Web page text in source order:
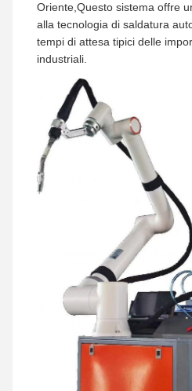
Oriente,Questo sistema offre
alla tecnologia di saldatura
tempi di attesa tipici delle
industriali.